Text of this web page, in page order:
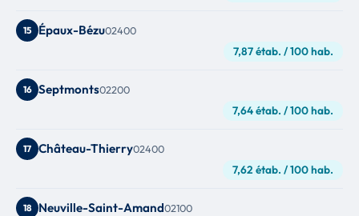
15 Épaux-Bézu02400
7,87 étab. / 100 hab.
16 Septmonts02200
7,64 étab. / 100 hab.
17 Château-Thierry02400
7,62 étab. / 100 hab.
18 Neuville-Saint-Amand02100